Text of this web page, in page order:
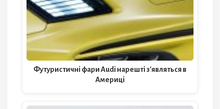
Футуристичні фари Audi нарешті з'являться в
Америці